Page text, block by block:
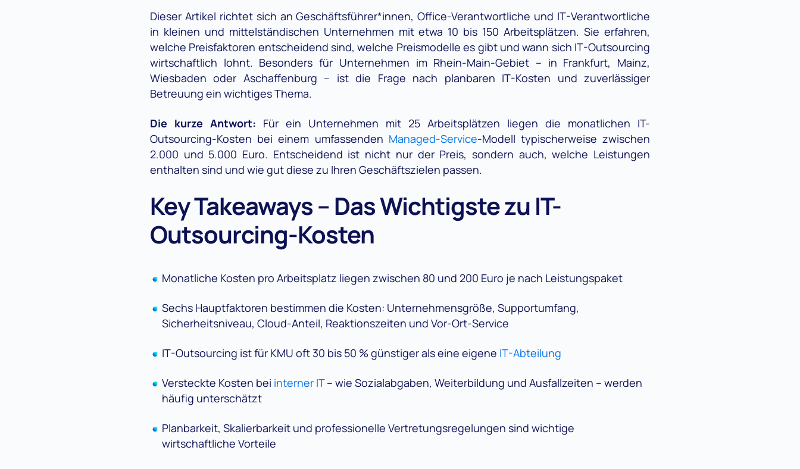
Dieser Artikel richtet sich an Geschäftsführer*innen, Office-Verantwortliche und IT-Verantwortliche
in kleinen und mittelständischen Unternehmen mit etwa 10 bis 150 Arbeitsplätzen. Sie erfahren,
welche Preisfaktoren entscheidend sind, welche Preismodelle es gibt und wann sich IT-Outsourcing
wirtschaftlich lohnt. Besonders für Unternehmen im Rhein-Main-Gebiet – in Frankfurt, Mainz,
Wiesbaden oder Aschaffenburg – ist die Frage nach planbaren IT-Kosten und zuverlässiger
Betreuung ein wichtiges Thema.
Die kurze Antwort: Für ein Unternehmen mit 25 Arbeitsplätzen liegen die monatlichen IT-
Outsourcing-Kosten bei einem umfassenden Managed-Service-Modell typischerweise zwischen
2.000 und 5.000 Euro. Entscheidend ist nicht nur der Preis, sondern auch, welche Leistungen
enthalten sind und wie gut diese zu Ihren Geschäftszielen passen.
Key Takeaways – Das Wichtigste zu IT-
Outsourcing-Kosten
Monatliche Kosten pro Arbeitsplatz liegen zwischen 80 und 200 Euro je nach Leistungspaket
Sechs Hauptfaktoren bestimmen die Kosten: Unternehmensgröße, Supportumfang,
Sicherheitsniveau, Cloud-Anteil, Reaktionszeiten und Vor-Ort-Service
IT-Outsourcing ist für KMU oft 30 bis 50 % günstiger als eine eigene IT-Abteilung
Versteckte Kosten bei interner IT– wie Sozialabgaben, Weiterbildung und Ausfallzeiten – werden
häufig unterschätzt
Planbarkeit, Skalierbarkeit und professionelle Vertretungsregelungen sind wichtige
wirtschaftliche Vorteile